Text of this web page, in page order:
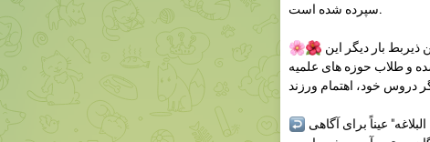
سپرده شده است.
🌸
🌺
و طلاب حوزه های علمیه
↩️